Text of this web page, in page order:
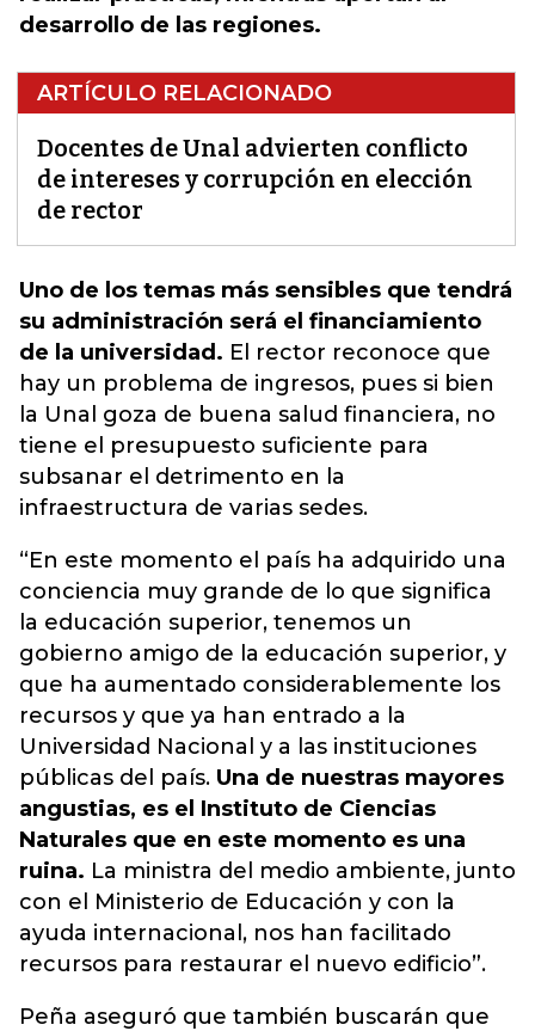
desarrollo de las regiones.
ARTÍCULO RELACIONADO
Docentes de Unal advierten conflicto
de intereses y corrupción en elección
de rector
Uno de los temas más sensibles que tendrá
su administración será el financiamiento
de la universidad. El rector reconoce que
hay un problema de ingresos, pues si bien
la Unal goza de buena salud financiera, no
tiene el presupuesto suficiente para
subsanar el detrimento en la
infraestructura de varias sedes.
“En este momento el país ha adquirido una
conciencia muy grande de lo que significa
la educación superior, tenemos un
gobierno amigo de la educación superior, y
que ha aumentado considerablemente los
recursos y que ya han entrado a la
Universidad Nacional y a las instituciones
públicas del país. Una de nuestras mayores
angustias, es el Instituto de Ciencias
Naturales que en este momento es una
ruina. La ministra del medio ambiente, junto
con el Ministerio de Educación y con la
ayuda internacional, nos han facilitado
recursos para restaurar el nuevo edificio”.
Peña aseguró que también buscarán que